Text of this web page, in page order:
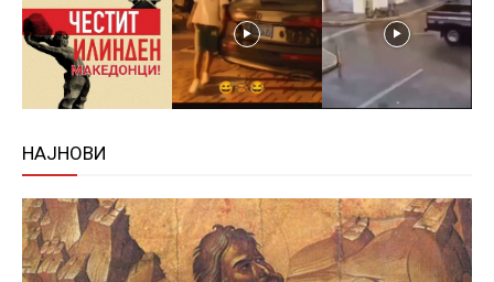
НАЈНОВИ